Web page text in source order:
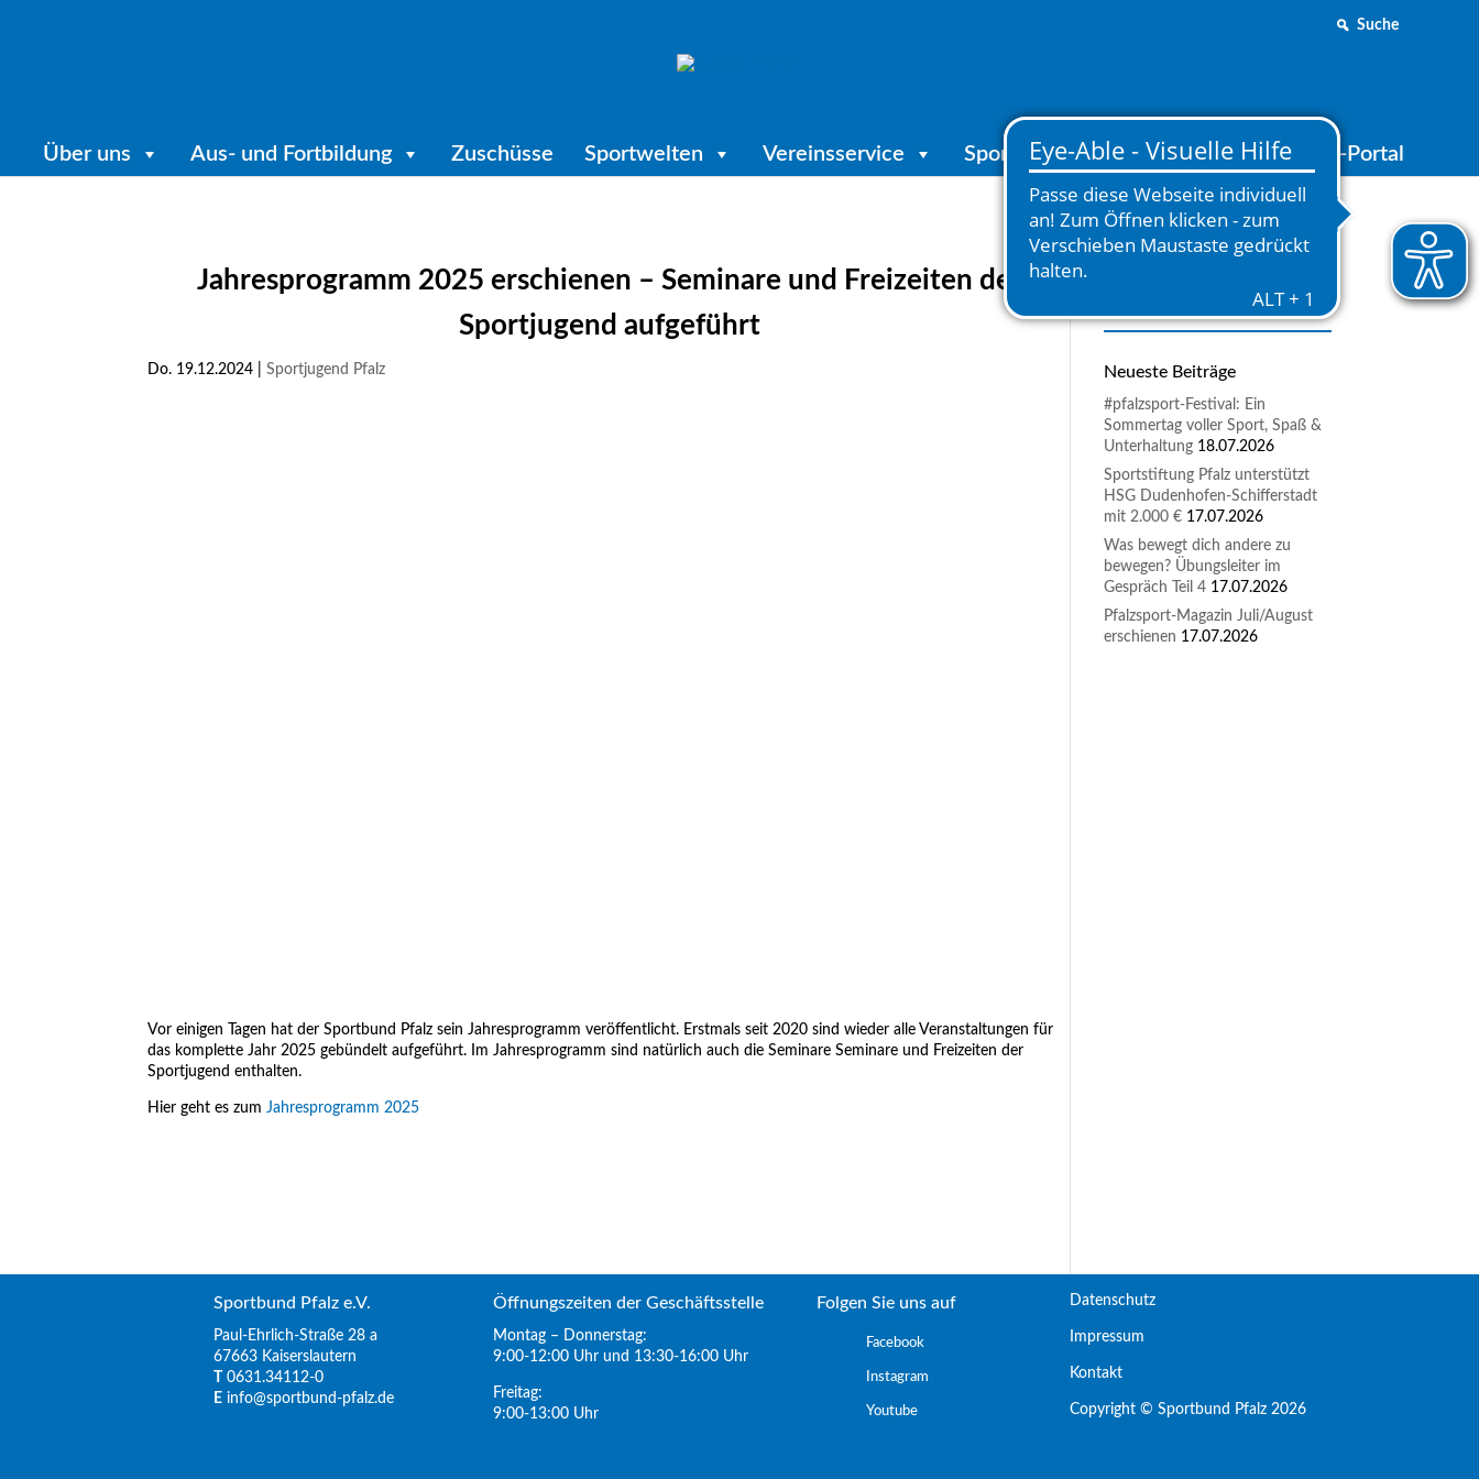
Suche
Über uns Aus- und Fortbildung Zuschüsse Sportwelten Vereinsservice Sportjugend Medien Online-Portal
Jahresprogramm 2025 erschienen – Seminare und Freizeiten der
Sportjugend aufgeführt
Do. 19.12.2024 |Sportjugend Pfalz
Vor einigen Tagen hat der Sportbund Pfalz sein Jahresprogramm veröffentlicht. Erstmals seit 2020 sind wieder alle Veranstaltungen für
das komplette Jahr 2025 gebündelt aufgeführt. Im Jahresprogramm sind natürlich auch die Seminare Seminare und Freizeiten der
Sportjugend enthalten.
Hier geht es zumJahresprogramm 2025
Neueste Beiträge
#pfalzsport-Festival: Ein
Sommertag voller Sport, Spaß &
Unterhaltung 18.07.2026
Sportstiftung Pfalz unterstützt
HSG Dudenhofen-Schifferstadt
mit 2.000 € 17.07.2026
Was bewegt dich andere zu
bewegen? Übungsleiter im
Gespräch Teil 4 17.07.2026
Pfalzsport-Magazin Juli/August
erschienen 17.07.2026
Sportbund Pfalz e.V.
Paul-Ehrlich-Straße 28 a
67663 Kaiserslautern
0631.34112-0
E info@sportbund-pfalz.de
Öffnungszeiten der Geschäftsstelle
Montag – Donnerstag:
9:00-12:00 Uhr und 13:30-16:00 Uhr
Freitag:
9:00-13:00 Uhr
Folgen Sie uns auf
Facebook
Instagram
Youtube
Datenschutz
Impressum
Kontakt
Copyright © Sportbund Pfalz 2026